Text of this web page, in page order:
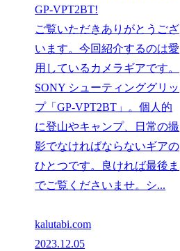
GP-VPT2BT!
ご覧いただきありがとうござ
います。今回紹介するのは愛
用しているカメラギアです。
SONY シューティンググリッ
プ「GP-VPT2BT」。個人的
に登山やキャンプ、日常の撮
影でなければならないギアの
ひとつです。良ければ最後ま
でご覧くださいませ。シ...
kalutabi.com
2023.12.05